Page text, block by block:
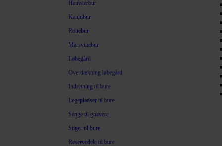
Hamsterbur
Kaninbur
Rottebur
Marsvinebur
Løbegård
Overdækning løbegård
Indretning til bure
Legepladser til bure
Senge til gnavere
Stiger til bure
Reservedele til bure